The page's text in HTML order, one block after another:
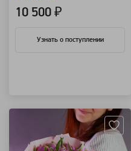
10 500 ₽
Узнать о поступлении